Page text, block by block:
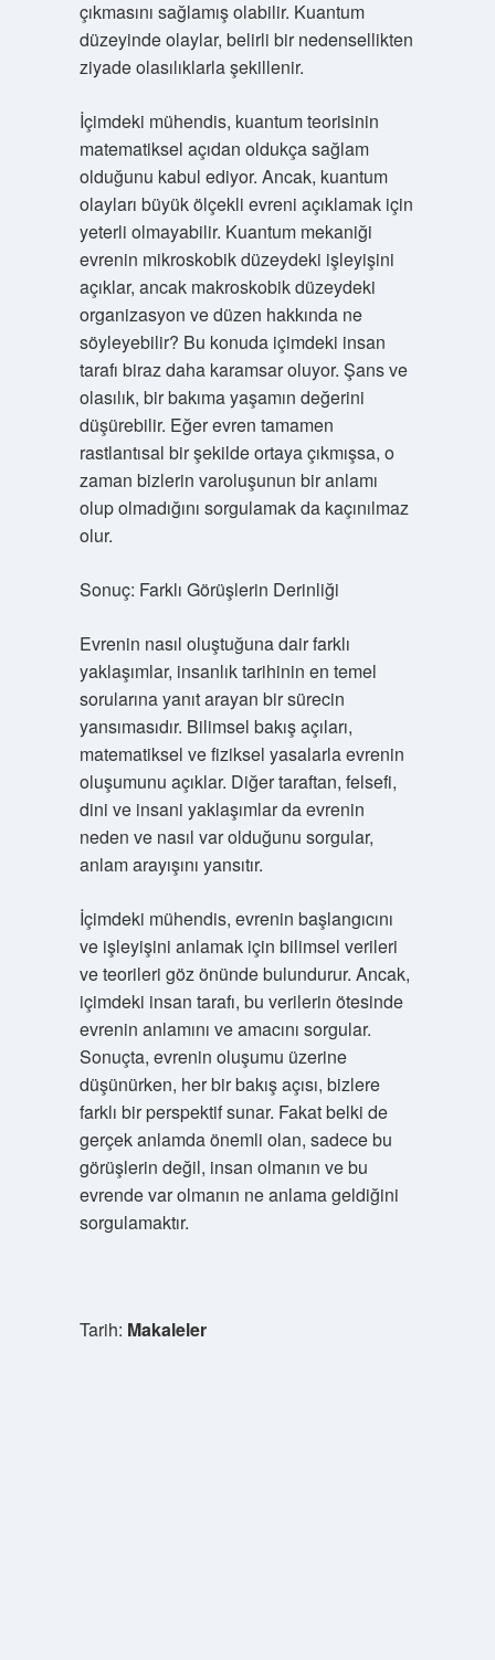
çıkmasını sağlamış olabilir. Kuantum
düzeyinde olaylar, belirli bir nedensellikten
ziyade olasılıklarla şekillenir.
İçimdeki mühendis, kuantum teorisinin
matematiksel açıdan oldukça sağlam
olduğunu kabul ediyor. Ancak, kuantum
olayları büyük ölçekli evreni açıklamak için
yeterli olmayabilir. Kuantum mekaniği
evrenin mikroskobik düzeydeki işleyişini
açıklar, ancak makroskobik düzeydeki
organizasyon ve düzen hakkında ne
söyleyebilir? Bu konuda içimdeki insan
tarafı biraz daha karamsar oluyor. Şans ve
olasılık, bir bakıma yaşamın değerini
düşürebilir. Eğer evren tamamen
rastlantısal bir şekilde ortaya çıkmışsa, o
zaman bizlerin varoluşunun bir anlamı
olup olmadığını sorgulamak da kaçınılmaz
olur.
Sonuç: Farklı Görüşlerin Derinliği
Evrenin nasıl oluştuğuna dair farklı
yaklaşımlar, insanlık tarihinin en temel
sorularına yanıt arayan bir sürecin
yansımasıdır. Bilimsel bakış açıları,
matematiksel ve fiziksel yasalarla evrenin
oluşumunu açıklar. Diğer taraftan, felsefi,
dini ve insani yaklaşımlar da evrenin
neden ve nasıl var olduğunu sorgular,
anlam arayışını yansıtır.
İçimdeki mühendis, evrenin başlangıcını
ve işleyişini anlamak için bilimsel verileri
ve teorileri göz önünde bulundurur. Ancak,
içimdeki insan tarafı, bu verilerin ötesinde
evrenin anlamını ve amacını sorgular.
Sonuçta, evrenin oluşumu üzerine
düşünürken, her bir bakış açısı, bizlere
farklı bir perspektif sunar. Fakat belki de
gerçek anlamda önemli olan, sadece bu
görüşlerin değil, insan olmanın ve bu
evrende var olmanın ne anlama geldiğini
sorgulamaktır.
Tarih: Makaleler